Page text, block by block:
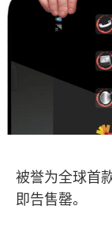
被誉为全球首
即告售罄。